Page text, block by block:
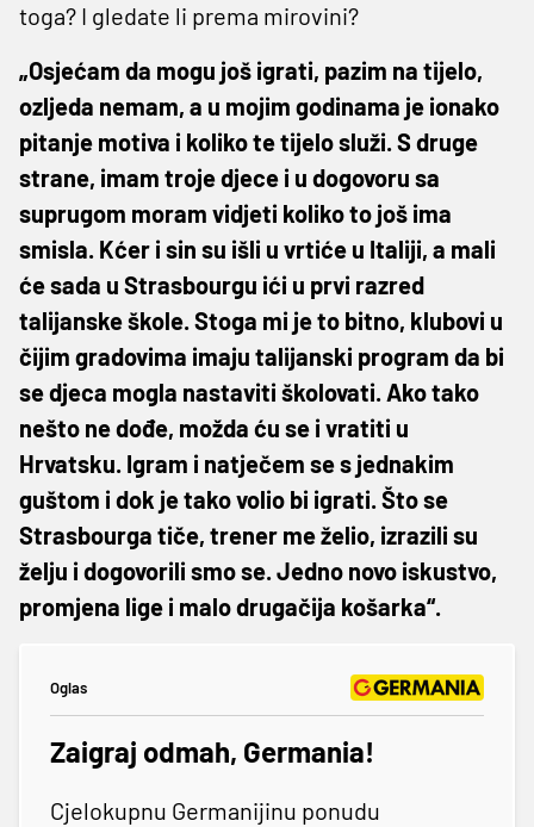
toga? I gledate li prema mirovini?
„Osjećam da mogu još igrati, pazim na tijelo,
ozljeda nemam, a u mojim godinama je ionako
pitanje motiva i koliko te tijelo služi. S druge
strane, imam troje djece i u dogovoru sa
suprugom moram vidjeti koliko to još ima
smisla. Kćer i sin su išli u vrtiće u Italiji, a mali
će sada u Strasbourgu ići u prvi razred
talijanske škole. Stoga mi je to bitno, klubovi u
čijim gradovima imaju talijanski program da bi
se djeca mogla nastaviti školovati. Ako tako
nešto ne dođe, možda ću se i vratiti u
Hrvatsku. Igram i natječem se s jednakim
guštom i dok je tako volio bi igrati. Što se
Strasbourga tiče, trener me želio, izrazili su
želju i dogovorili smo se. Jedno novo iskustvo,
promjena lige i malo drugačija košarka“.
Oglas
Zaigraj odmah, Germania!
Cjelokupnu Germanijinu ponudu